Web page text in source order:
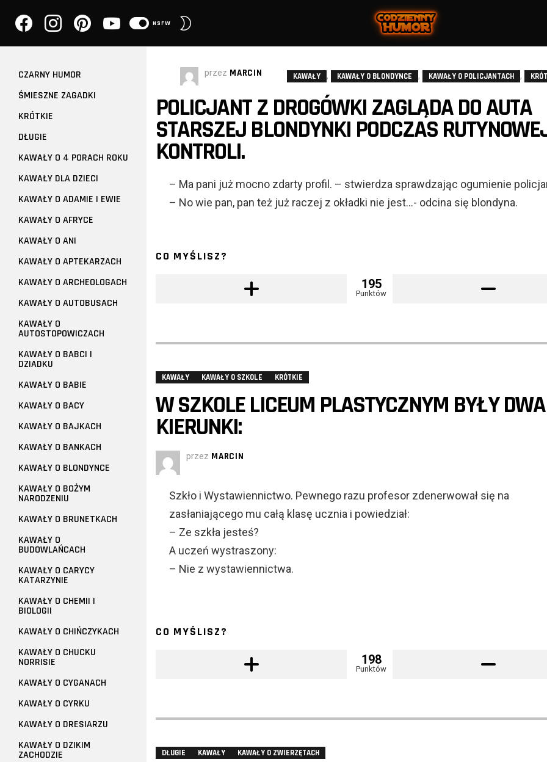
NSFW
przez MARCIN KAWAŁY , KAWAŁY O BLONDYNCE , KAWAŁY O POLICJANTACH ,
POLICJANT Z DROGÓWKI ZAGLĄDA DO AUTA
STARSZEJ BLONDYNKI PODCZAS
KONTROLI.
– Ma pani już mocno zdarty profil. – stwierdza sprawdzając ogumienie
– No wie pan, pan też już raczej z okładki nie jest…- odcina się blondyna.
CO MYŚLISZ?
195
Punktów
KAWAŁY KAWAŁY O SZKOLE KRÓTKIE
W SZKOLE LICEUM PLASTYCZNYM BYŁY DWA
KIERUNKI:
przez MARCIN
Szkło i Wystawiennictwo. Pewnego razu profesor zdenerwował się na
zasłaniającego mu całą klasę ucznia i powiedział:
– Ze szkła jesteś?
A uczeń wystraszony:
– Nie z wystawiennictwa.
CO MYŚLISZ?
198
Punktów
DŁUGIE KAWAŁY KAWAŁY O ZWIERZĘTACH
CZARNY HUMOR
ŚMIESZNE ZAGADKI
KRÓTKIE
DŁUGIE
KAWAŁY O 4 PORACH ROKU
KAWAŁY DLA DZIECI
KAWAŁY O ADAMIE I EWIE
KAWAŁY O AFRYCE
KAWAŁY O ANI
KAWAŁY O APTEKARZACH
KAWAŁY O ARCHEOLOGACH
KAWAŁY O AUTOBUSACH
KAWAŁY O
AUTOSTOPOWICZACH
KAWAŁY O BABCI I
DZIADKU
KAWAŁY O BABIE
KAWAŁY O BACY
KAWAŁY O BAJKACH
KAWAŁY O BANKACH
KAWAŁY O BLONDYNCE
KAWAŁY O BOŻYM
NARODZENIU
KAWAŁY O BRUNETKACH
KAWAŁY O
BUDOWLAŃCACH
KAWAŁY O CARYCY
KATARZYNIE
KAWAŁY O CHEMII I
BIOLOGII
KAWAŁY O CHIŃCZYKACH
KAWAŁY O CHUCKU
NORRISIE
KAWAŁY O CYGANACH
KAWAŁY O CYRKU
KAWAŁY O DRESIARZU
KAWAŁY O DZIKIM
ZACHODZIE